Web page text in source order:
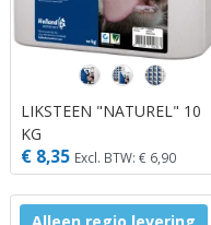
LIKSTEEN "NATUREL" 10
KG
€ 8,35 Excl. BTW: € 6,90
Alleen regio levering